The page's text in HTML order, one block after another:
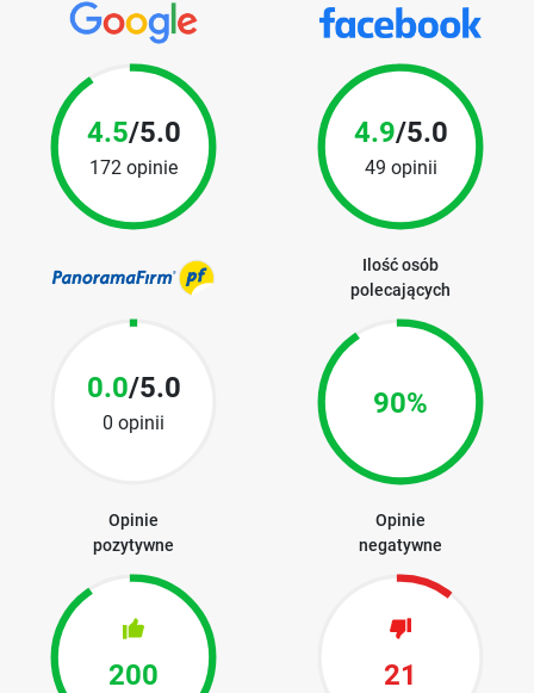
4.5/5.0
172 opinie
4.9/5.0
49 opinii
0.0/5.0
0 opinii
Ilość osób
polecających
90%
Opinie
pozytywne
200
Opinie
negatywne
21